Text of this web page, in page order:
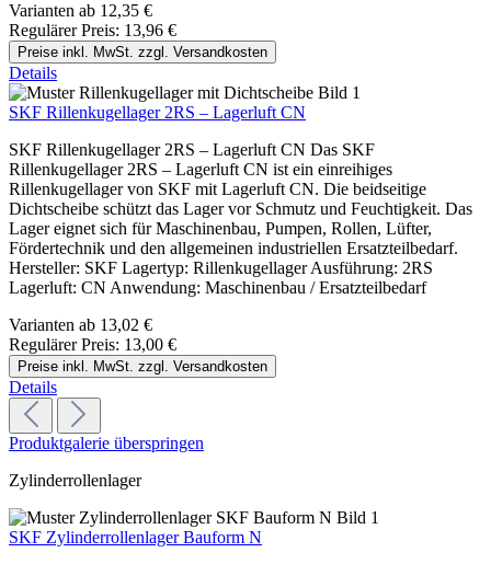
Varianten ab 12,35 €
Regulärer Preis: 13,96 €
Preise inkl. MwSt. zzgl. Versandkosten
Details
SKF Rillenkugellager 2RS – Lagerluft CN
SKF Rillenkugellager 2RS – Lagerluft CN Das SKF
Rillenkugellager 2RS – Lagerluft CN ist ein einreihiges
Rillenkugellager von SKF mit Lagerluft CN. Die beidseitige
Dichtscheibe schützt das Lager vor Schmutz und Feuchtigkeit. Das
Lager eignet sich für Maschinenbau, Pumpen, Rollen, Lüfter,
Fördertechnik und den allgemeinen industriellen Ersatzteilbedarf.
Hersteller: SKF Lagertyp: Rillenkugellager Ausführung: 2RS
Lagerluft: CN Anwendung: Maschinenbau / Ersatzteilbedarf
Varianten ab 13,02 €
Regulärer Preis: 13,00 €
Preise inkl. MwSt. zzgl. Versandkosten
Details
Produktgalerie überspringen
Zylinderrollenlager
SKF Zylinderrollenlager Bauform N